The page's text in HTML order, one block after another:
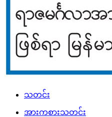
သတင်း
အားကစားသတင်း